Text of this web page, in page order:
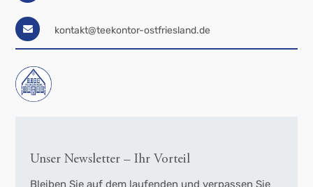
kontakt@teekontor-ostfriesland.de
Unser Newsletter – Ihr Vorteil
Bleiben Sie auf dem laufenden und verpassen Sie